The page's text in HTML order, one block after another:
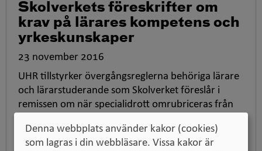
Skolverkets föreskrifter om
krav på lärares kompetens och
yrkeskunskaper
23 november 2016
UHR tillstyrker övergångsreglerna behöriga lärare
och lärarstuderande som Skolverket föreslår i
remissen om när specialidrott omrubriceras från
Denna webbplats använder kakor (cookies)
som lagras i din webbläsare. Vissa kakor är